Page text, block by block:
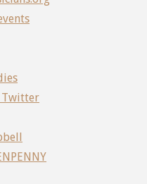
Twitter